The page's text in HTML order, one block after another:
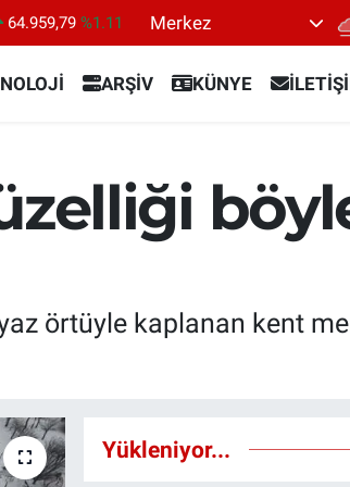
64.959,79 %1.11
%0.03
13.779 %-14
Merkez
ARŞİV KÜNYE
örtüyle kaplanan kent
Yükleniyor...